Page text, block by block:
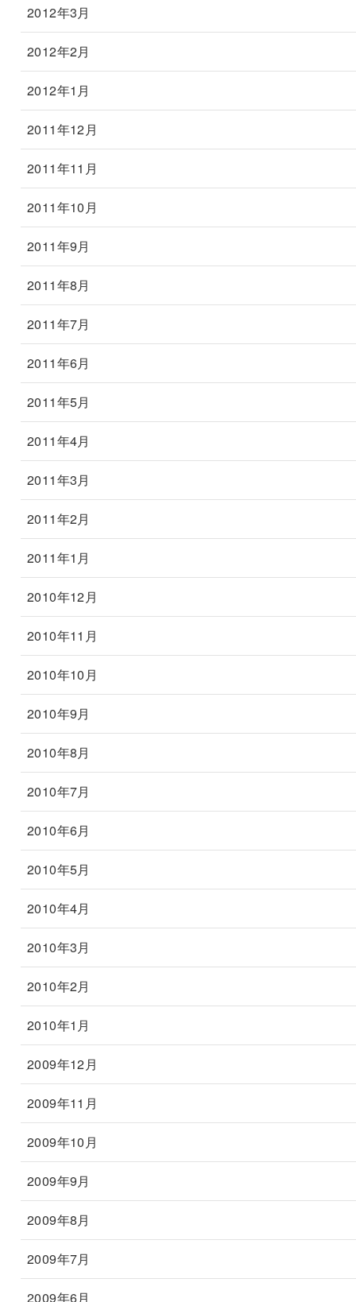
2012年3月
2012年2月
2012年1月
2011年12月
2011年11月
2011年10月
2011年9月
2011年8月
2011年7月
2011年6月
2011年5月
2011年4月
2011年3月
2011年2月
2011年1月
2010年12月
2010年11月
2010年10月
2010年9月
2010年8月
2010年7月
2010年6月
2010年5月
2010年4月
2010年3月
2010年2月
2010年1月
2009年12月
2009年11月
2009年10月
2009年9月
2009年8月
2009年7月
2009年6月